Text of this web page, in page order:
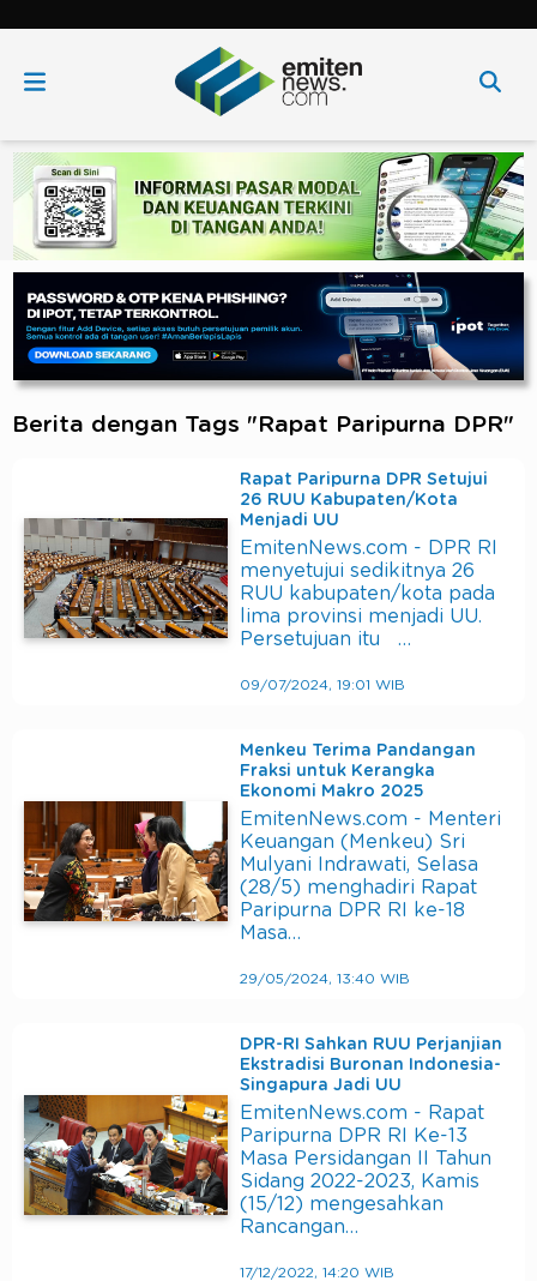
Berita dengan Tags "Rapat Paripurna DPR"
Rapat Paripurna DPR Setujui
26 RUU Kabupaten/Kota
Menjadi UU
EmitenNews.com - DPR RI
menyetujui sedikitnya 26
RUU kabupaten/kota pada
lima provinsi menjadi UU.
Persetujuan itu …
09/07/2024, 19:01 WIB
Menkeu Terima Pandangan
Fraksi untuk Kerangka
Ekonomi Makro 2025
EmitenNews.com - Menteri
Keuangan (Menkeu) Sri
Mulyani Indrawati, Selasa
(28/5) menghadiri Rapat
Paripurna DPR RI ke-18
Masa…
29/05/2024, 13:40 WIB
DPR-RI Sahkan RUU Perjanjian
Ekstradisi Buronan Indonesia-
Singapura Jadi UU
EmitenNews.com - Rapat
Paripurna DPR RI Ke-13
Masa Persidangan II Tahun
Sidang 2022-2023, Kamis
(15/12) mengesahkan
Rancangan…
17/12/2022, 14:20 WIB